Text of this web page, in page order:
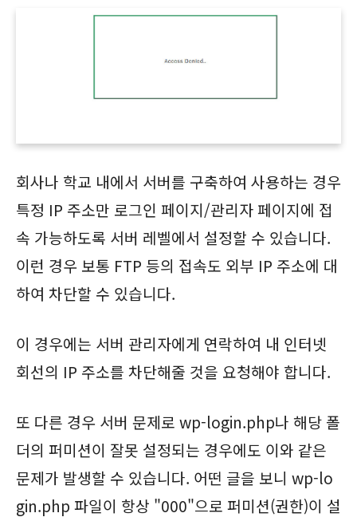
회사나 학교 내에서 서버를 구축하여 사용하는 경우
특정 IP 주소만 로그인 페이지/관리자 페이지에 접
속 가능하도록 서버 레벨에서 설정할 수 있습니다.
이런 경우 보통 FTP 등의 접속도 외부 IP 주소에 대
하여 차단할 수 있습니다.
이 경우에는 서버 관리자에게 연락하여 내 인터넷
회선의 IP 주소를 차단해줄 것을 요청해야 합니다.
또 다른 경우 서버 문제로 wp-login.php나 해당 폴
더의 퍼미션이 잘못 설정되는 경우에도 이와 같은
문제가 발생할 수 있습니다. 어떤 글을 보니 wp-lo
gin.php 파일이 항상 "000"으로 퍼미션(권한)이 설